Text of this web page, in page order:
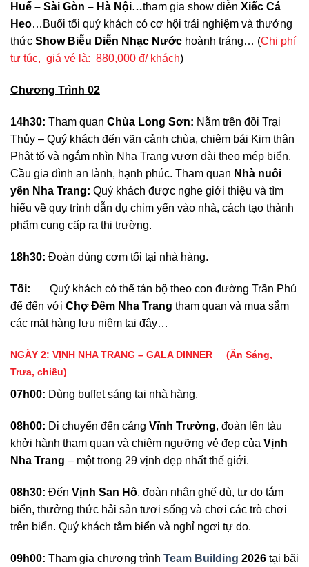
Huế – Sài Gòn – Hà Nội…tham gia show diễn Xiếc Cá
Heo…Buổi tối quý khách có cơ hội trải nghiệm và thưởng
thức Show Biễu Diễn Nhạc Nước hoành tráng… (Chi phí
tự túc, giá vé là: 880,000 đ/ khách)
Chương Trình 02
14h30: Tham quan Chùa Long Sơn: Nằm trên đồi Trại
Thủy – Quý khách đến vãn cảnh chùa, chiêm bái Kim thân
Phật tổ và ngắm nhìn Nha Trang vươn dài theo mép biển.
Cầu gia đình an lành, hạnh phúc. Tham quan Nhà nuôi
yến Nha Trang: Quý khách được nghe giới thiệu và tìm
hiểu về quy trình dẫn dụ chim yến vào nhà, cách tạo thành
phẩm cung cấp ra thị trường.
18h30: Đoàn dùng cơm tối tại nhà hàng.
Tối: Quý khách có thể tản bộ theo con đường Trần Phú
để đến với Chợ Đêm Nha Trang tham quan và mua sắm
các mặt hàng lưu niệm tại đây…
NGÀY 2: VỊNH NHA TRANG – GALA DINNER (Ăn Sáng,
Trưa, chiều)
07h00: Dùng buffet sáng tại nhà hàng.
08h00: Di chuyển đến cảng Vĩnh Trường, đoàn lên tàu
khởi hành tham quan và chiêm ngưỡng vẻ đẹp của Vịnh
Nha Trang – một trong 29 vịnh đẹp nhất thế giới.
08h30: Đến Vịnh San Hô, đoàn nhận ghế dù, tự do tắm
biển, thưởng thức hải sản tươi sống và chơi các trò chơi
trên biển. Quý khách tắm biển và nghỉ ngơi tự do.
09h00: Tham gia chương trình Team Building 2026 tại bãi